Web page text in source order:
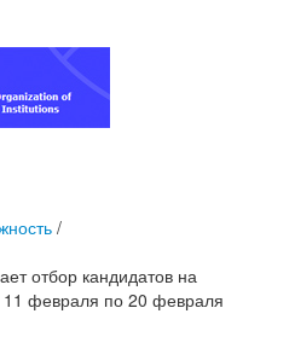
/
отбор кандидатов на
февраля по 20 февраля